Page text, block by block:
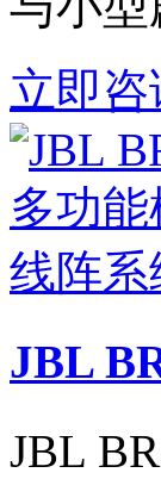
立即咨
JBL
JBL